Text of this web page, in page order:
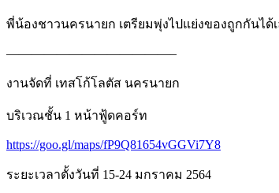
พี่น้องชาวนครนายก เตรียมพุ่งไปแย่งของถูกกันได้
—————————————–
งานจัดที่ เทสโก้โลตัส นครนายก
บริเวณชั้น 1 หน้าฟู้ดคอร์ท
https://goo.gl/maps/fP9Q81654vGGVi7Y8
ระยะเวลาตั้งวันที่ 15-24 มกราคม 2564